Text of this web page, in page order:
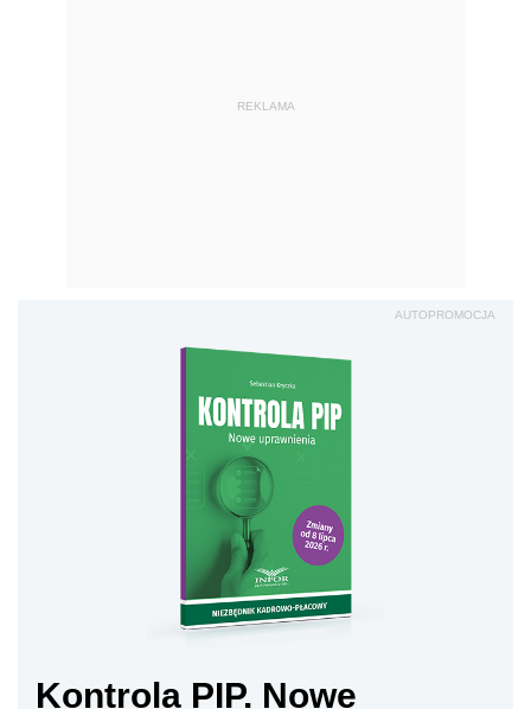
REKLAMA
AUTOPROMOCJA
Kontrola PIP. Nowe